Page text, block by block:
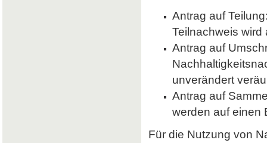
Antrag auf
Teilnachweis wird
Antrag auf
unverändert
Antrag auf
werden auf einen
Für die Nutzung von